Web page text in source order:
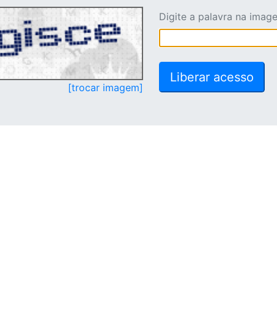
[trocar imagem]
Digite a palavra na